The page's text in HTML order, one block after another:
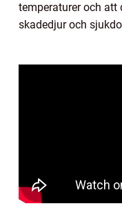
temperaturer och att
skadedjur och